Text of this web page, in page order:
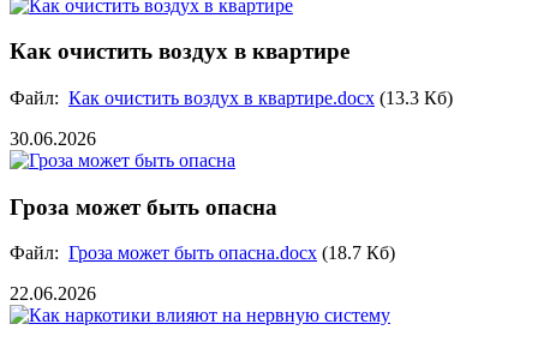
Как очистить воздух в квартире
Файл: Как очистить воздух в квартире.docx (13.3 Кб)
30.06.2026
Гроза может быть опасна
Файл: Гроза может быть опасна.docx (18.7 Кб)
22.06.2026